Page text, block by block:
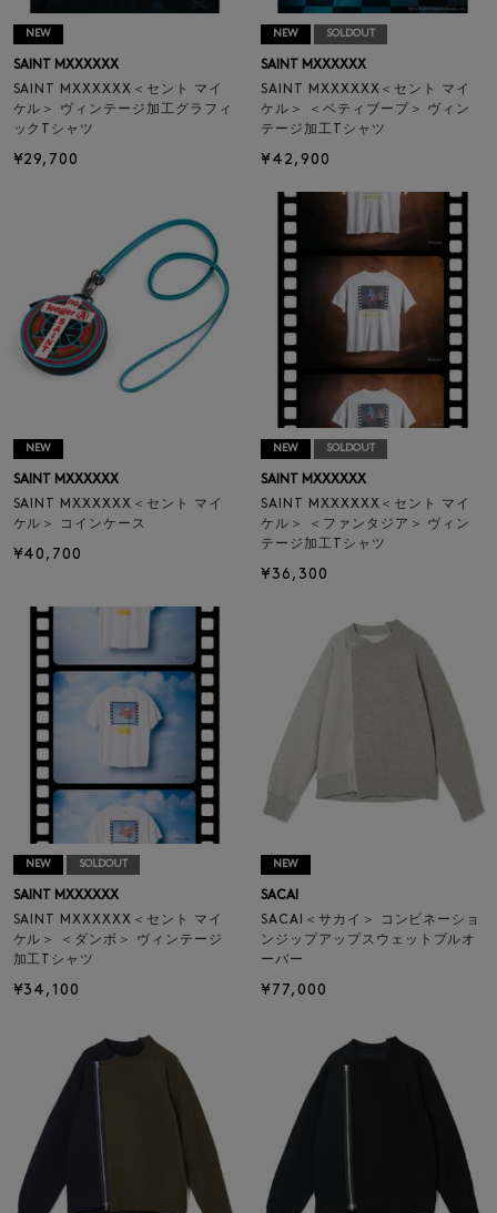
NEW
SAINT MXXXXXX
SAINT MXXXXXX＜セント マイ
ケル＞ ヴィンテージ加工グラフィ
ックTシャツ
¥29,700
NEW SOLDOUT
SAINT MXXXXXX
SAINT MXXXXXX＜セント マイ
ケル＞ ＜ベティブープ＞ ヴィン
テージ加工Tシャツ
¥42,900
NEW
SAINT MXXXXXX
SAINT MXXXXXX＜セント マイ
ケル＞ コインケース
¥40,700
NEW SOLDOUT
SAINT MXXXXXX
SAINT MXXXXXX＜セント マイ
ケル＞ ＜ファンタジア＞ ヴィン
テージ加工Tシャツ
¥36,300
NEW SOLDOUT
SAINT MXXXXXX
SAINT MXXXXXX＜セント マイ
ケル＞ ＜ダンボ＞ ヴィンテージ
加工Tシャツ
¥34,100
NEW
SACAI
SACAI＜サカイ＞ コンビネーショ
ンジップアップスウェットプルオ
ーバー
¥77,000